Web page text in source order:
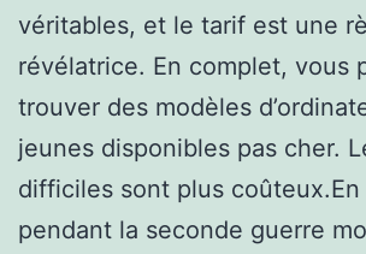
véritables, et le tarif est une
révélatrice. En complet, vous
trouver des modèles
jeunes disponibles pas cher.
difficiles sont plus coûteux.En
pendant la seconde guerre